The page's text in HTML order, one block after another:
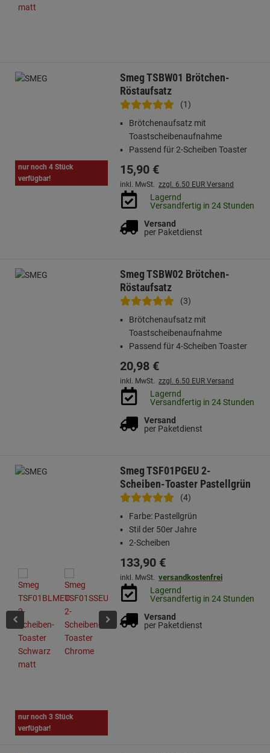
nur noch 4 Stück
verfügbar!
Smeg TSBW01 Brötchen-
Röstaufsatz
(1)
Brötchenaufsatz mit
Toastscheibenaufnahme
Passend für 2-Scheiben Toaster
15,90 €
inkl. MwSt. zzgl. 6.50 EUR Versand
Lagernd
Versandfertig in 24 Stunden
Versand
per Paketdienst
Smeg TSBW02 Brötchen-
Röstaufsatz
(3)
Brötchenaufsatz mit
Toastscheibenaufnahme
Passend für 4-Scheiben Toaster
20,98 €
inkl. MwSt. zzgl. 6.50 EUR Versand
Lagernd
Versandfertig in 24 Stunden
Versand
per Paketdienst
nur noch 3 Stück
verfügbar!
Smeg TSF01PGEU 2-
Scheiben-Toaster Pastellgrün
(4)
Farbe: Pastellgrün
Stil der 50er Jahre
2-Scheiben
133,90 €
inkl. MwSt. versandkostenfrei
Lagernd
Versandfertig in 24 Stunden
Versand
per Paketdienst